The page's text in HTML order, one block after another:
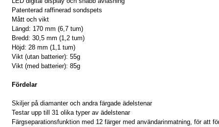
Patenterad raffinerad sondspets
Mått och vikt
Längd: 170 mm (6,7 tum)
Bredd: 30,5 mm (1,2 tum)
Höjd: 28 mm (1,1 tum)
Vikt (utan batterier): 55g
Vikt (med batterier): 85g
Fördelar
Skiljer på diamanter och andra färgade ädelstenar
Testar upp till 31 olika typer av ädelstenar
Färgseparationsfunktion med 12 färger med användarinmatning, för att